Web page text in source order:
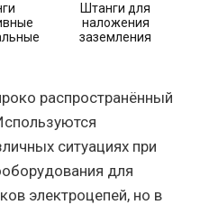
Штанги для
наложения
заземления
распространённый
ситуациях при
для
электроцепей, но в